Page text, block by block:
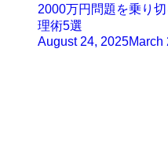
2000万円問題を乗り
理術5選
August 24, 2025March